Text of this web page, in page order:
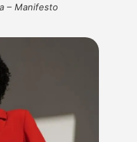
– Manifesto